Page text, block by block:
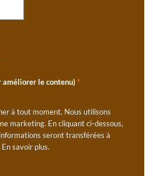
améliorer le contenu)*
à tout moment. Nous utilisons
marketing. En cliquant ci-dessous,
seront transférées à
En savoir plus.